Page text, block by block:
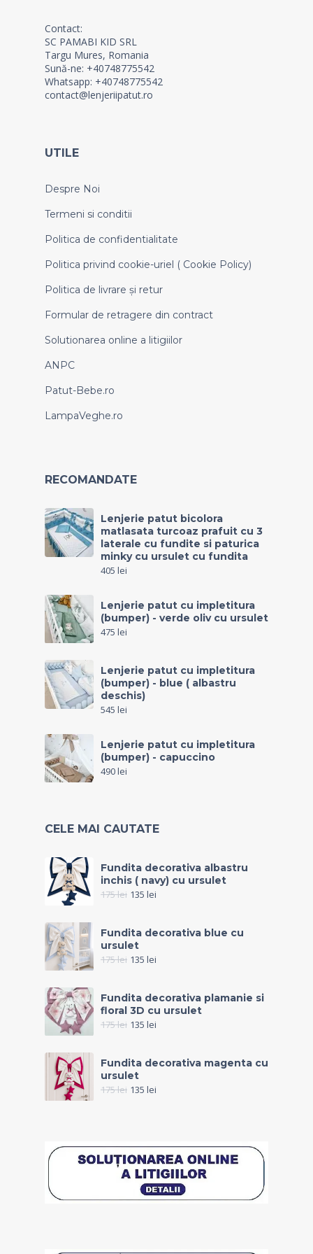
Contact:
SC PAMABI KID SRL
Targu Mures, Romania
Sună-ne: +40748775542
Whatsapp: +40748775542
contact@lenjeriipatut.ro
UTILE
Despre Noi
Termeni si conditii
Politica de confidentialitate
Politica privind cookie-uriel ( Cookie Policy)
Politica de livrare și retur
Formular de retragere din contract
Solutionarea online a litigiilor
ANPC
Patut-Bebe.ro
LampaVeghe.ro
RECOMANDATE
Lenjerie patut bicolora
matlasata turcoaz prafuit cu 3
laterale cu fundite si paturica
minky cu ursulet cu fundita
405 lei
Lenjerie patut cu impletitura
(bumper) - verde oliv cu ursulet
475 lei
Lenjerie patut cu impletitura
(bumper) - blue ( albastru
deschis)
545 lei
Lenjerie patut cu impletitura
(bumper) - capuccino
490lei
CELE MAI CAUTATE
Fundita decorativa albastru
inchis ( navy) cu ursulet
175lei 135 lei
Fundita decorativa blue cu
ursulet
175lei 135 lei
Fundita decorativa plamanie si
floral 3D cu ursulet
175lei 135 lei
Fundita decorativa magenta cu
ursulet
175lei 135 lei